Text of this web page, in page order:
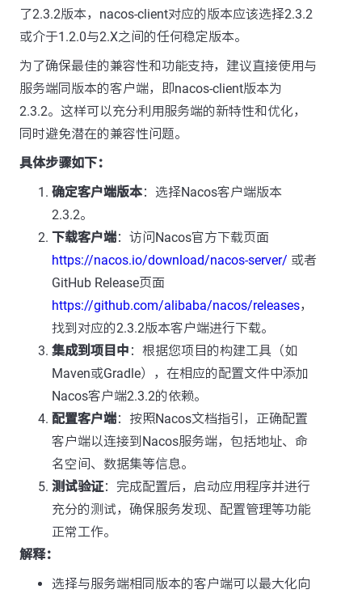
了2.3.2版本，nacos-client对应的版本应该选择2.3.2
或介于1.2.0与2.X之间的任何稳定版本。
为了确保最佳的兼容性和功能支持，建议直接使用与
服务端同版本的客户端，即nacos-client版本为
2.3.2。这样可以充分利用服务端的新特性和优化，
同时避免潜在的兼容性问题。
具体步骤如下：
确定客户端版本：选择Nacos客户端版本
2.3.2。
下载客户端：访问Nacos官方下载页面
https://nacos.io/download/nacos-server/ 或者
GitHub Release页面
https://github.com/alibaba/nacos/releases，
找到对应的2.3.2版本客户端进行下载。
集成到项目中 ：根据您项目的构建工具（如
Maven或Gradle），在相应的配置文件中添加
Nacos客户端2.3.2的依赖。
配置客户端：按照Nacos文档指引，正确配置
客户端以连接到Nacos服务端，包括地址、命
名空间、数据集等信息。
测试验证：完成配置后，启动应用程序并进行
充分的测试，确保服务发现、配置管理等功能
正常工作。
解释：
选择与服务端相同版本的客户端可以最大化向